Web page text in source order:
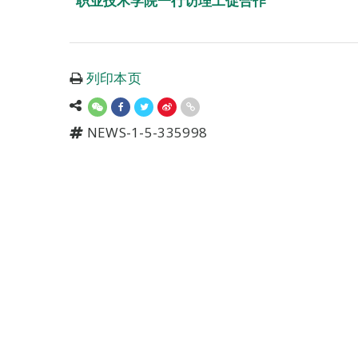
列印本页
NEWS-1-5-335998